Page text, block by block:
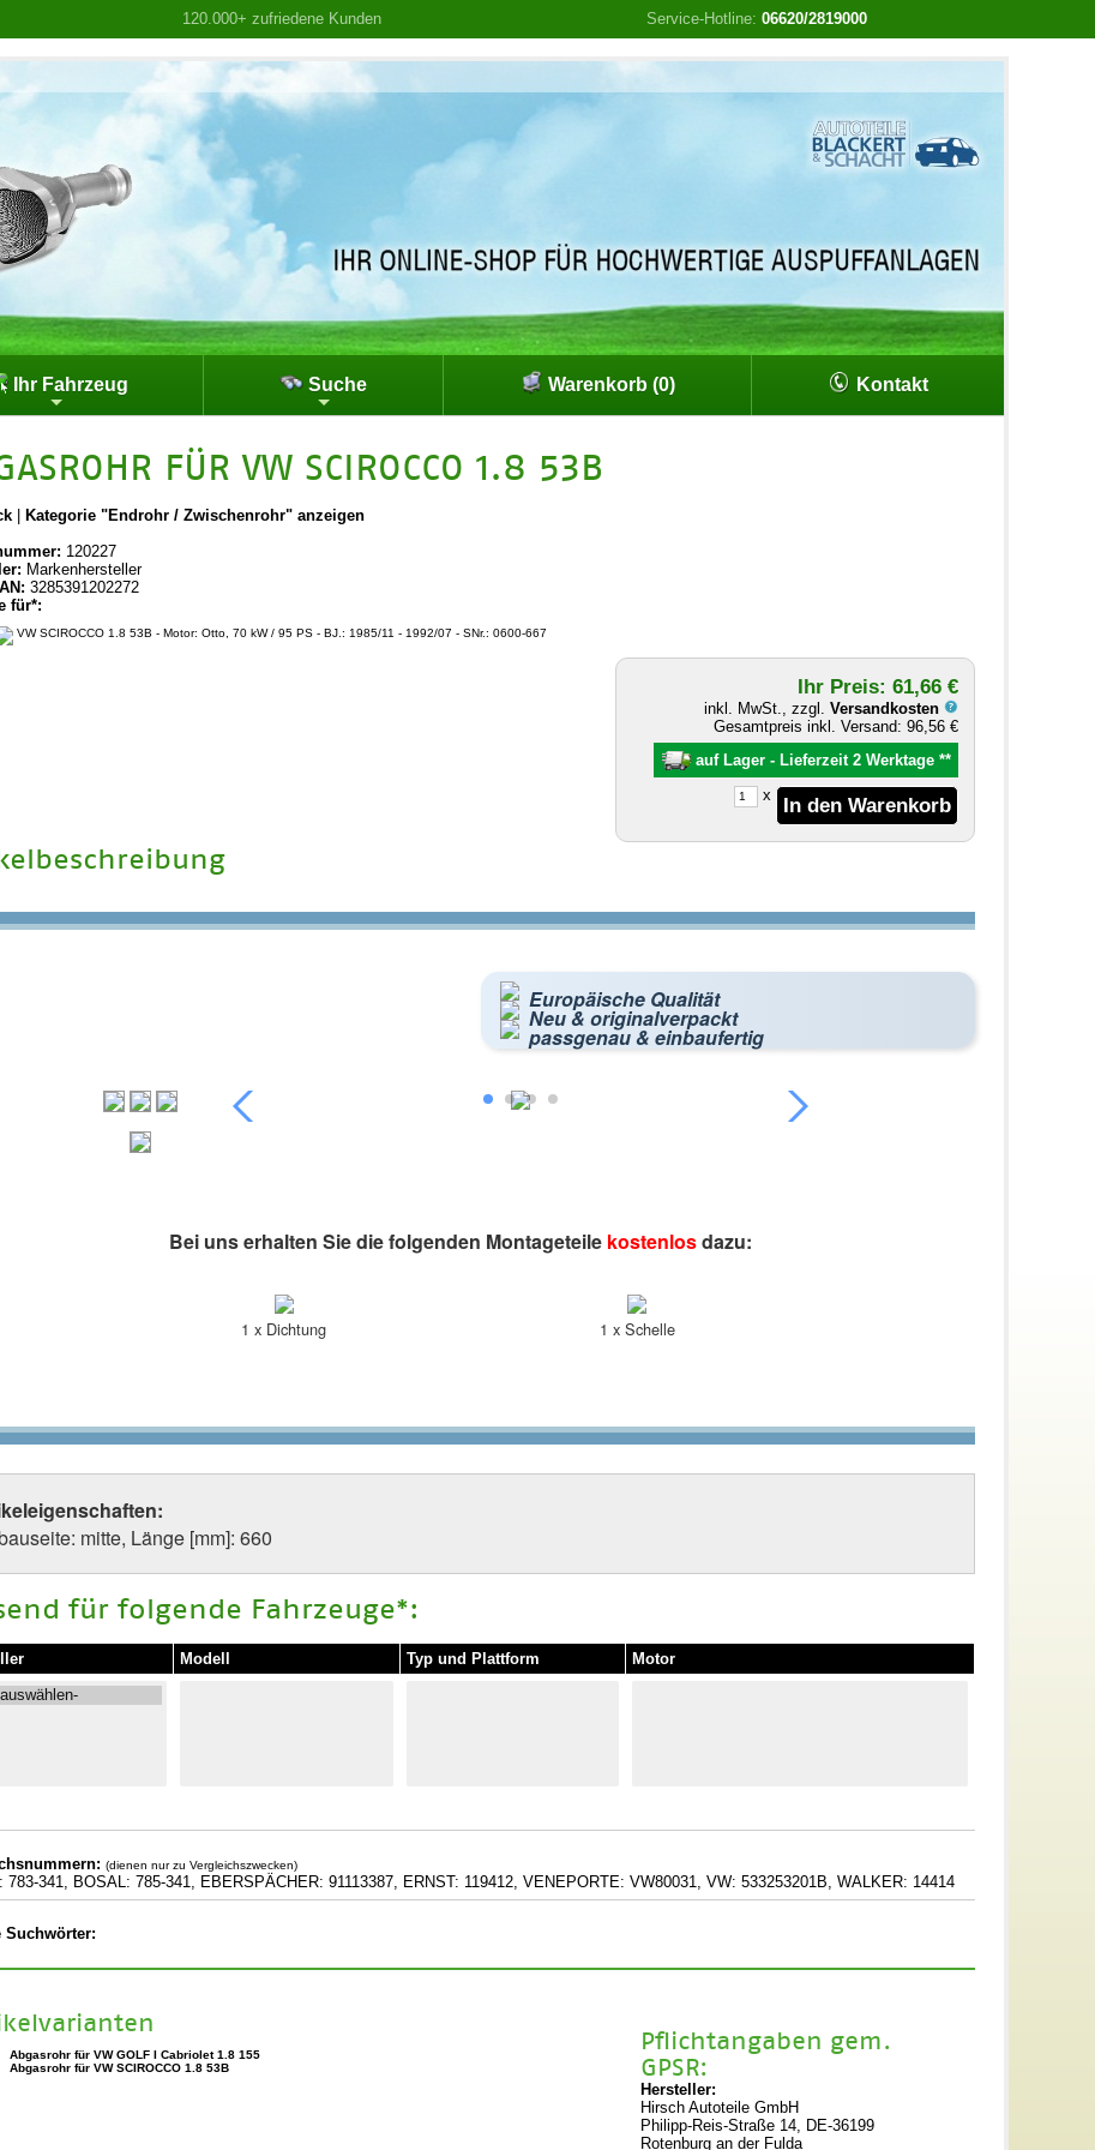
120.000+ zufriedene Kunden Service-Hotline: 06620/2819000
Ihr Fahrzeug Suche Warenkorb (0) Kontakt
FÜR VW SCIROCCO 1.8 53B
|
Kategorie "Endrohr / Zwischenrohr" anzeigen
120227
Markenhersteller
3285391202272
für*:
VW SCIROCCO 1.8 53B - Motor: Otto, 70 kW / 95 PS - BJ.: 1985/11 - 1992/07 - SNr.: 0600-667
Ihr Preis: 61,66 €
inkl. MwSt., zzgl.Versandkosten
Gesamtpreis inkl. Versand: 96,56 €
auf Lager - Lieferzeit 2 Werktage **
x
Europäische Qualität
Neu & originalverpackt
passgenau & einbaufertig
Bei uns erhalten Sie die folgenden Montageteile kostenlosdazu:
1 x Dichtung 1 x Schelle
mitte, Länge [mm]: 660
für folgende Fahrzeuge*:
Modell Typ und Plattform Motor
(dienen nur zu Vergleichszwecken)
783-341, BOSAL: 785-341, EBERSPÄCHER: 91113387, ERNST: 119412, VENEPORTE: VW80031, VW: 533253201B, WALKER: 14414
Suchwörter:
Abgasrohr für VW GOLF I Cabriolet 1.8 155
Abgasrohr für VW SCIROCCO 1.8 53B
Pflichtangaben gem.
GPSR:
Hersteller:
Hirsch Autoteile GmbH
Philipp-Reis-Straße 14, DE-36199
Rotenburg an der Fulda